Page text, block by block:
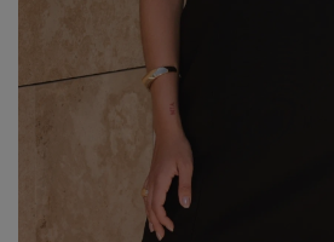
Stil
TRAUUNG
VALENTINSTAG
ABSCHLUSSBALL